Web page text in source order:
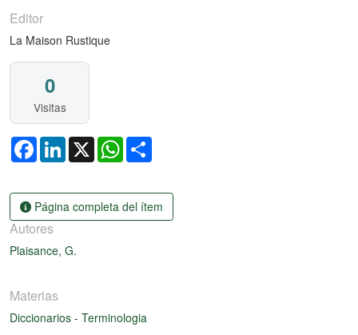
Editor
La Maison Rustique
0
Visitas
FacebookLinkedIn
X WhatsApp
Página completa del ítem
Autores
Plaisance, G.
Materias
Diccionarios - Terminologia